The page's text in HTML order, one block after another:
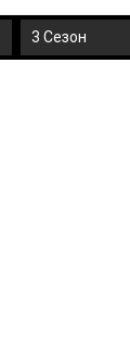
3 Сезон